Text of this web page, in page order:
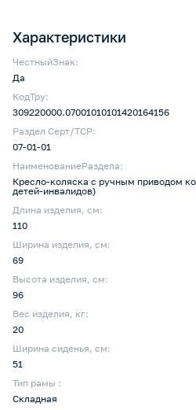
Характеристики
ЧестныйЗнак:
Да
КодТру:
309220000.07001010101420164156
Раздел Серт/ТСР:
07-01-01
НаименованиеРаздела:
Кресло-коляска с ручным приводом
детей-инвалидов)
Длина изделия, см:
110
Ширина изделия, см:
69
Высота изделия, см:
96
Вес изделия, кг:
20
Ширина сиденья, см:
51
Тип рамы :
Складная